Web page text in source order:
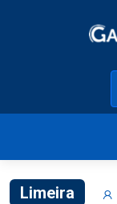
Limeira